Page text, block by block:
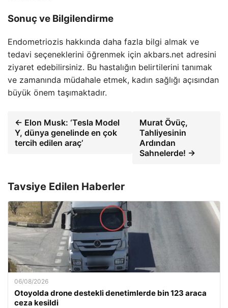
Sonuç ve Bilgilendirme
Endometriozis hakkında daha fazla bilgi almak ve
tedavi seçeneklerini öğrenmek için akbars.net adresini
ziyaret edebilirsiniz. Bu hastalığın belirtilerini tanımak
ve zamanında müdahale etmek, kadın sağlığı açısından
büyük önem taşımaktadır.
← Elon Musk: ‘Tesla Model
Y, dünya genelinde en çok
tercih edilen araç’
Murat Övüç,
Tahliyesinin
Ardından
Sahnelerde! →
Tavsiye Edilen Haberler
06/08/2026
Otoyolda drone destekli denetimlerde bin 123 araca
ceza kesildi